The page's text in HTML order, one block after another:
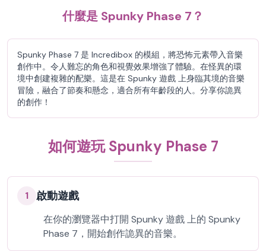
什麼是 Spunky Phase 7？
Spunky Phase 7 是 Incredibox 的模組，將恐怖元素帶入音樂
創作中。令人難忘的角色和視覺效果增強了體驗。在怪異的環
境中創建複雜的配樂。這是在 Spunky 遊戲 上身臨其境的音樂
冒險，融合了節奏和懸念，適合所有年齡段的人。分享你詭異
的創作！
如何遊玩 Spunky Phase 7
1 啟動遊戲
在你的瀏覽器中打開 Spunky 遊戲 上的 Spunky
Phase 7，開始創作詭異的音樂。